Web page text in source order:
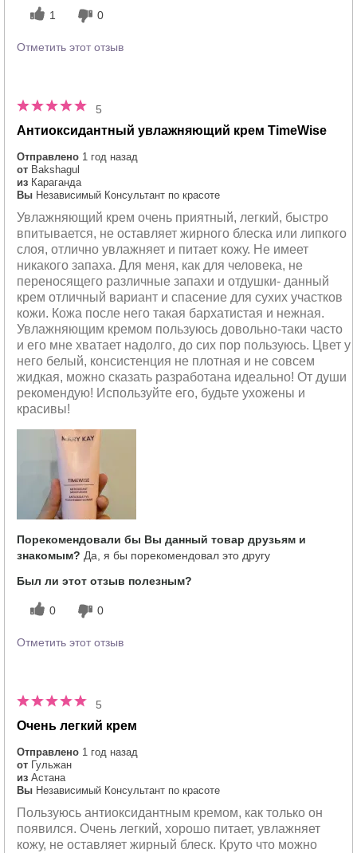
1 0
Отметить этот отзыв
5
Антиоксидантный увлажняющий крем TimeWise
Отправлено 1 год назад
от Bakshagul
из Караганда
Вы Независимый Консультант по красоте
Увлажняющий крем очень приятный, легкий, быстро
впитывается, не оставляет жирного блеска или липкого
слоя, отлично увлажняет и питает кожу. Не имеет
никакого запаха. Для меня, как для человека, не
переносящего различные запахи и отдушки- данный
крем отличный вариант и спасение для сухих участков
кожи. Кожа после него такая бархатистая и нежная.
Увлажняющим кремом пользуюсь довольно-таки часто
и его мне хватает надолго, до сих пор пользуюсь. Цвет у
него белый, консистенция не плотная и не совсем
жидкая, можно сказать разработана идеально! От души
рекомендую! Используйте его, будьте ухожены и
красивы!
Порекомендовали бы Вы данный товар друзьям и
знакомым? Да, я бы порекомендовал это другу
Был ли этот отзыв полезным?
0 0
Отметить этот отзыв
5
Очень легкий крем
Отправлено 1 год назад
от Гульжан
из Астана
Вы Независимый Консультант по красоте
Пользуюсь антиоксидантным кремом, как только он
появился. Очень легкий, хорошо питает, увлажняет
кожу, не оставляет жирный блеск. Круто что можно